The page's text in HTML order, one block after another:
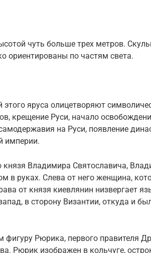
чуть больше трех метров.
ориентированы по частям света.
яруса олицетворяют
крещение Руси, начало
на Руси, появление
империи.
Владимира Святославича,
в руках. Слева от него женщина,
от князя киевлянин низвергает
в сторону Византии, откуда и
Рюрика, первого правителя
Рюрик изображен в кольчуге,